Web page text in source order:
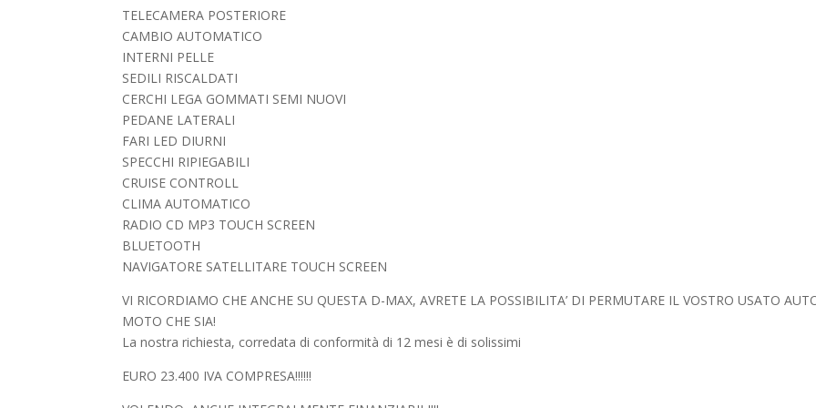
TELECAMERA POSTERIORE
CAMBIO AUTOMATICO
INTERNI PELLE
SEDILI RISCALDATI
CERCHI LEGA GOMMATI SEMI NUOVI
PEDANE LATERALI
FARI LED DIURNI
SPECCHI RIPIEGABILI
CRUISE CONTROLL
CLIMA AUTOMATICO
RADIO CD MP3 TOUCH SCREEN
BLUETOOTH
NAVIGATORE SATELLITARE TOUCH SCREEN
VI RICORDIAMO CHE ANCHE SU QUESTA D-MAX, AVRETE LA POSSIBILITA’ DI PERMUTARE IL VOSTRO USATO
MOTO CHE SIA!
La nostra richiesta, corredata di conformità di 12 mesi è di solissimi
EURO 23.400 IVA COMPRESA!!!!!!